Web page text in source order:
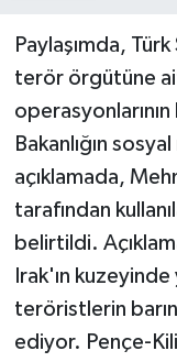
Paylaşımda,
terör örgütüne ait
operasyonlarının
Bakanlığın
açıklamada,
tarafından
belirtildi.
Irak'ın
teröristlerin
ediyor. Pençe-